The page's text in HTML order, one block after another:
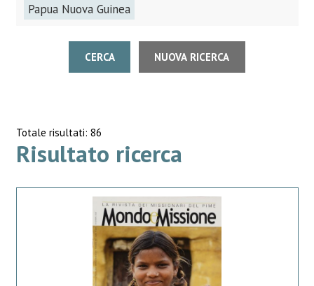
Papua Nuova Guinea
CERCA NUOVA RICERCA
Totale risultati: 86
Risultato ricerca